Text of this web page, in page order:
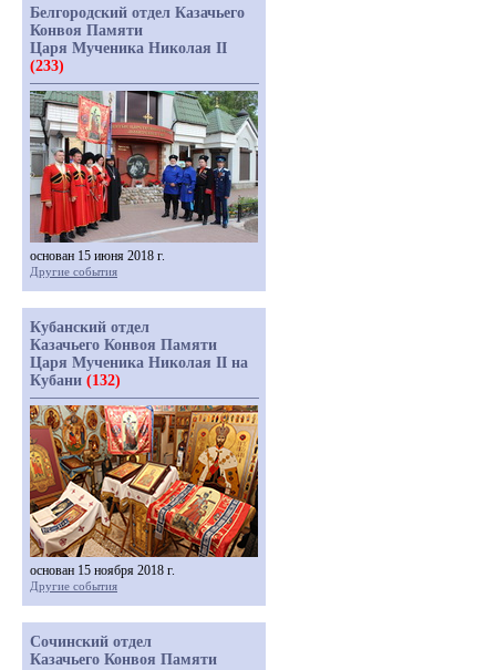
Белгородский отдел Казачьего
Конвоя Памяти
Царя Мученика Николая II
(233)
основан 15 июня 2018 г.
Другие события
Кубанский отдел
Казачьего Конвоя Памяти
Царя Мученика Николая II на
Кубани (132)
основан 15 ноября 2018 г.
Другие события
Сочинский отдел
Казачьего Конвоя Памяти